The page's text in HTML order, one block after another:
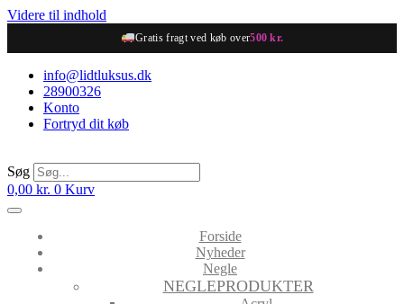
Videre til indhold
Gratis fragt ved køb over500 kr.
info@lidtluksus.dk
28900326
Konto
Fortryd dit køb
Søg
0,00 kr. 0 Kurv
Forside
Nyheder
Negle
NEGLEPRODUKTER